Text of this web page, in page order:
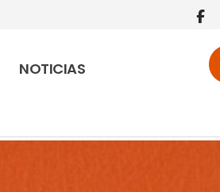
NOTICIAS